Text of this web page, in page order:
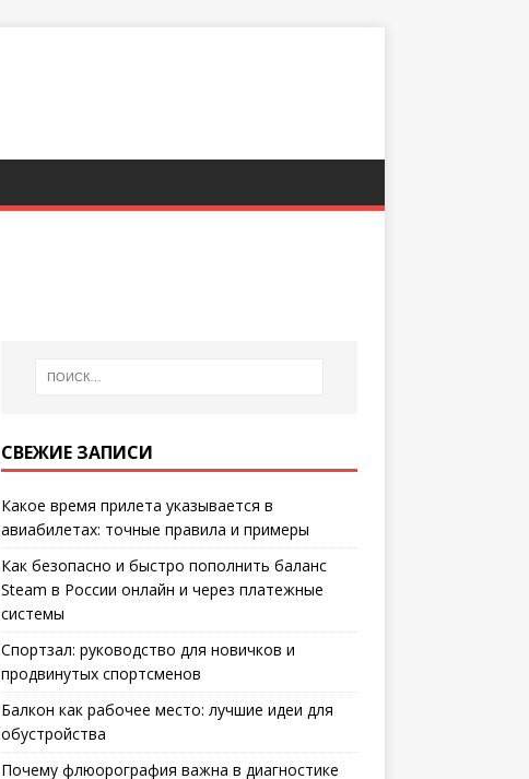
СВЕЖИЕ ЗАПИСИ
Какое время прилета указывается в
авиабилетах: точные правила и примеры
Как безопасно и быстро пополнить баланс
Steam в России онлайн и через платежные
системы
Спортзал: руководство для новичков и
продвинутых спортсменов
Балкон как рабочее место: лучшие идеи для
обустройства
Почему флюорография важна в диагностике